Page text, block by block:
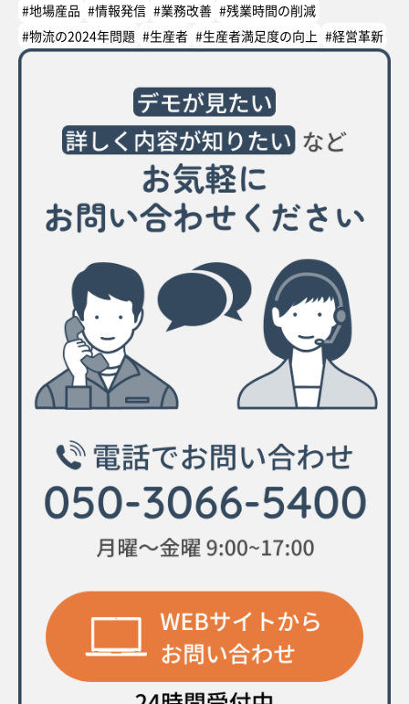
#地場産品 #情報発信 #業務改善 #残業時間の削減
#物流の2024年問題 #生産者 #生産者満足度の向上 #経営革新